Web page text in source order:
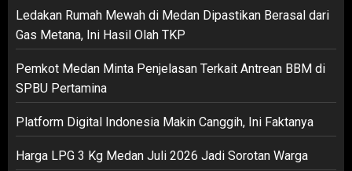
Ledakan Rumah Mewah di Medan Dipastikan Berasal dari
Gas Metana, Ini Hasil Olah TKP
Pemkot Medan Minta Penjelasan Terkait Antrean BBM di
SPBU Pertamina
Platform Digital Indonesia Makin Canggih, Ini Faktanya
Harga LPG 3 Kg Medan Juli 2026 Jadi Sorotan Warga